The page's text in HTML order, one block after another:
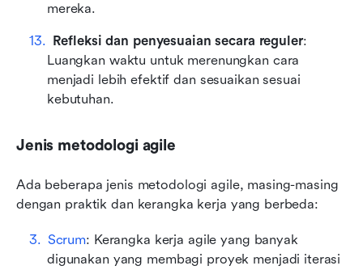
mereka.
Refleksi dan penyesuaian secara reguler:
Luangkan waktu untuk merenungkan cara
menjadi lebih efektif dan sesuaikan sesuai
kebutuhan.
Jenis metodologi agile
Ada beberapa jenis metodologi agile, masing-masing
dengan praktik dan kerangka kerja yang berbeda:
Scrum: Kerangka kerja agile yang banyak
digunakan yang membagi proyek menjadi iterasi